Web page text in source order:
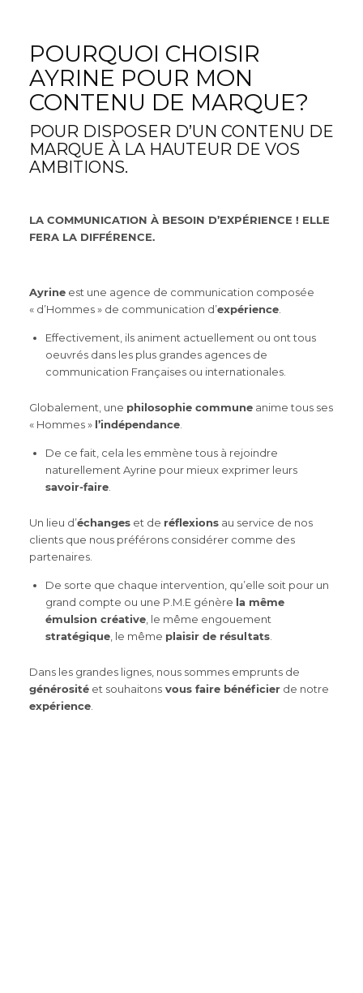
POURQUOI CHOISIR
AYRINE POUR MON
CONTENU DE MARQUE?
POUR DISPOSER D’UN CONTENU DE
MARQUE À LA HAUTEUR DE VOS
AMBITIONS.
LA COMMUNICATION À BESOIN D’EXPÉRIENCE ! ELLE
FERA LA DIFFÉRENCE.
Ayrineest une agence de communication composée
« d’Hommes » de communication d’expérience.
Effectivement, ils animent actuellement ou ont tous
oeuvrés dans les plus grandes agences de
communication Françaises ou internationales.
Globalement, une philosophie communeanime tous ses
« Hommes » l’indépendance.
De ce fait, cela les emmène tous à rejoindre
naturellement Ayrine pour mieux exprimer leurs
savoir-faire.
Un lieu d’échangeset de réflexionsau service de nos
clients que nous préférons considérer comme des
partenaires.
De sorte que chaque intervention, qu’elle soit pour un
grand compte ou une P.M.E génère la même
émulsion créative, le même engouement
stratégique, le même plaisir de résultats.
Dans les grandes lignes, nous sommes emprunts de
générositéet souhaitonsvous faire bénéficierde notre
expérience.